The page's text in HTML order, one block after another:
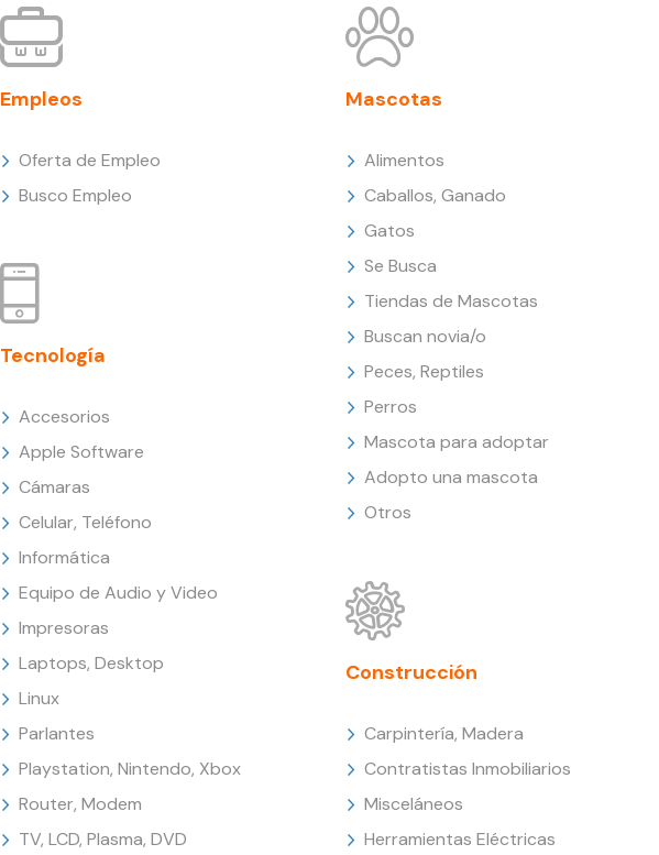
Empleos
Oferta de Empleo
Busco Empleo
Tecnología
Accesorios
Apple Software
Cámaras
Celular, Teléfono
Informática
Equipo de Audio y Video
Impresoras
Laptops, Desktop
Linux
Parlantes
Playstation, Nintendo, Xbox
Router, Modem
TV, LCD, Plasma, DVD
Mascotas
Alimentos
Caballos, Ganado
Gatos
Se Busca
Tiendas de Mascotas
Buscan novia/o
Peces, Reptiles
Perros
Mascota para adoptar
Adopto una mascota
Otros
Construcción
Carpintería, Madera
Contratistas Inmobiliarios
Misceláneos
Herramientas Eléctricas